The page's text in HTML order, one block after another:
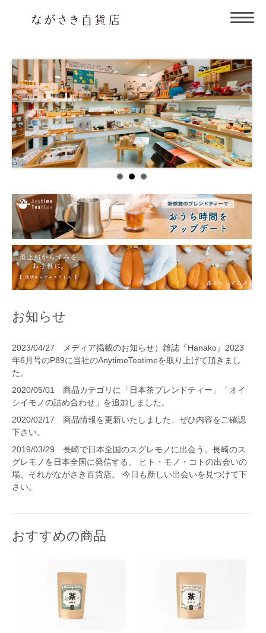
お知らせ
2023/04/27
メディア掲載のお知らせ）雑誌『Hanako』2023
年6月号のP89に当社のAnytimeTeatimeを取り上げて頂きまし
た。
2020/05/01
商品カテゴリに「日本茶ブレンドティー」「オイ
シイモノの詰め合わせ」を追加しました。
2020/02/17
商品情報を更新いたしました、ぜひ内容をご確認
下さい。
2019/03/29
長崎で日本全国のスグレモノに出会う。長崎のス
グレモノを日本全国に発信する。 ヒト・モノ・コトの出会いの
場、それがながさき百貨店。 今日も新しい出会いを見つけて下
さい。
おすすめの商品